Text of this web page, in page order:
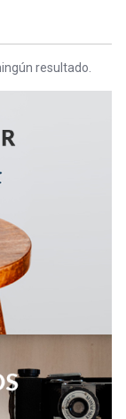
resultado.